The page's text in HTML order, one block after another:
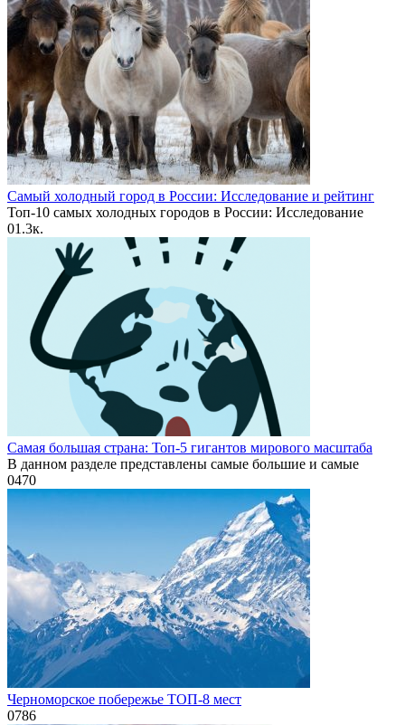
Самый холодный город в России: Исследование и рейтинг
Топ-10 самых холодных городов в России: Исследование
01.3к.
Самая большая страна: Топ-5 гигантов мирового масштаба
В данном разделе представлены самые большие и самые
0470
Черноморское побережье ТОП-8 мест
0786